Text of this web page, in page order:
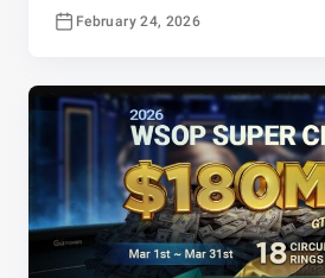
February 24, 2026